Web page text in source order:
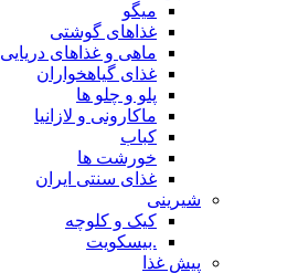
میگو
غذاهای گوشتی
ماهی و غذاهای دریایی
غذای گیاهخواران
پلو و چلو ها
ماکارونی و لازانیا
کباب
خورشت ها
غذای سنتی ایران
شیرینی
کیک و کلوچه
.بیسکویت
پیش غذا